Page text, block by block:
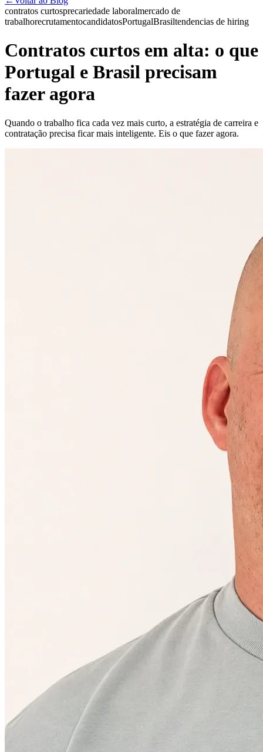
contratos curtosprecariedade laboralmercado de
trabalhorecrutamentocandidatosPortugalBrasiltendencias de hiring
Contratos curtos em alta: o que
Portugal e Brasil precisam
fazer agora
Quando o trabalho fica cada vez mais curto, a estratégia de carreira e
contratação precisa ficar mais inteligente. Eis o que fazer agora.